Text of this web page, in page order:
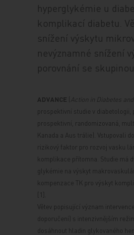
hyperglykémie u
komplikací diabetu.
snížení výskytu
nevýznamné snížení
porovnání se
ADVANCE ( Action in Diabetes
prospektivní studie v diabetologii,
prospektivní, randomizovaná,
Kanada a Aus trálie). Vstupovali
rizikový faktor pro rozvoj vasku
komplikace přítomna. Studie má
glykémie na výskyt
kompenzace TK pro výskyt
[1].
Větev popisující význam intervence
doporučení) s intenzivnějším
dosáhnout hladin glykovaného